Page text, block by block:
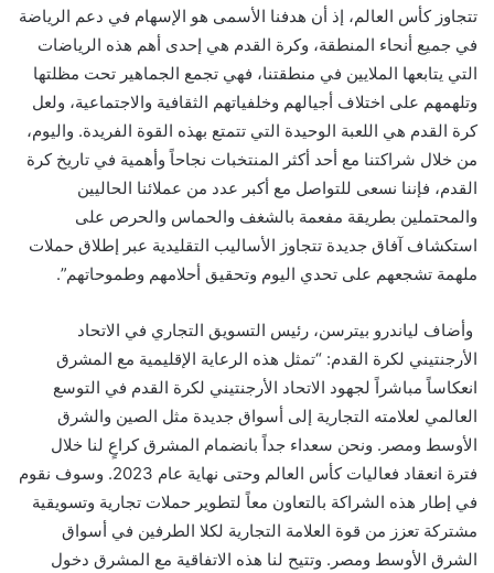
تتجاوز كأس العالم، إذ أن هدفنا الأسمى هو الإسهام في دعم الرياضة
في جميع أنحاء المنطقة، وكرة القدم هي إحدى أهم هذه الرياضات
التي يتابعها الملايين في منطقتنا، فهي تجمع الجماهير تحت مظلتها
وتلهمهم على اختلاف أجيالهم وخلفياتهم الثقافية والاجتماعية، ولعل
كرة القدم هي اللعبة الوحيدة التي تتمتع بهذه القوة الفريدة. واليوم،
من خلال شراكتنا مع أحد أكثر المنتخبات نجاحاً وأهمية في تاريخ كرة
القدم، فإننا نسعى للتواصل مع أكبر عدد من عملائنا الحاليين
والمحتملين بطريقة مفعمة بالشغف والحماس والحرص على
استكشاف آفاق جديدة تتجاوز الأساليب التقليدية عبر إطلاق حملات
ملهمة تشجعهم على تحدي اليوم وتحقيق أحلامهم وطموحاتهم”.
وأضاف لياندرو بيترسن، رئيس التسويق التجاري في الاتحاد
الأرجنتيني لكرة القدم: “تمثل هذه الرعاية الإقليمية مع المشرق
انعكاساً مباشراً لجهود الاتحاد الأرجنتيني لكرة القدم في التوسع
العالمي لعلامته التجارية إلى أسواق جديدة مثل الصين والشرق
الأوسط ومصر. ونحن سعداء جداً بانضمام المشرق كراعٍ لنا خلال
فترة انعقاد فعاليات كأس العالم وحتى نهاية عام 2023. وسوف نقوم
في إطار هذه الشراكة بالتعاون معاً لتطوير حملات تجارية وتسويقية
مشتركة تعزز من قوة العلامة التجارية لكلا الطرفين في أسواق
الشرق الأوسط ومصر. وتتيح لنا هذه الاتفاقية مع المشرق دخول